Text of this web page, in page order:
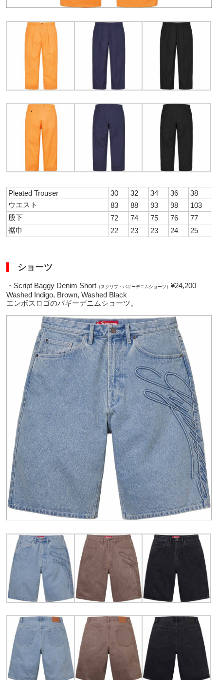
Pleated Trouser 30 32 34 36
38
ウエスト
83 88 93 98
103
股下
72 74 75 76
77
裾巾
22 23 23 24 25
ショーツ
・Script Baggy Denim Short （スクリプトバギーデニムショーツ）¥24,200
Washed Indigo, Brown, Washed Black
エンボスロゴのバギーデニムショーツ。